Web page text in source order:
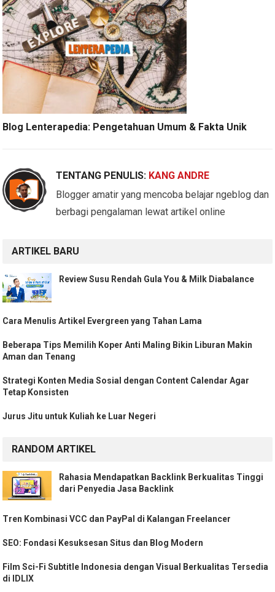
Blog Lenterapedia: Pengetahuan Umum & Fakta Unik
TENTANG PENULIS: KANG ANDRE
Blogger amatir yang mencoba belajar ngeblog dan
berbagi pengalaman lewat artikel online
ARTIKEL BARU
Review Susu Rendah Gula You & Milk Diabalance
Cara Menulis Artikel Evergreen yang Tahan Lama
Beberapa Tips Memilih Koper Anti Maling Bikin Liburan Makin
Aman dan Tenang
Strategi Konten Media Sosial dengan Content Calendar Agar
Tetap Konsisten
Jurus Jitu untuk Kuliah ke Luar Negeri
RANDOM ARTIKEL
Rahasia Mendapatkan Backlink Berkualitas Tinggi
dari Penyedia Jasa Backlink
Tren Kombinasi VCC dan PayPal di Kalangan Freelancer
SEO: Fondasi Kesuksesan Situs dan Blog Modern
Film Sci-Fi Subtitle Indonesia dengan Visual Berkualitas Tersedia
di IDLIX